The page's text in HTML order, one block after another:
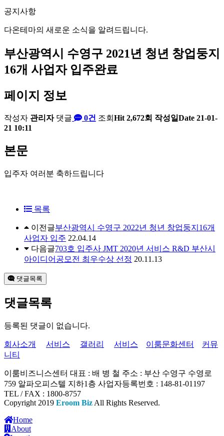
공지사항
다온테마의 새로운 소식을 알려드립니다.
부산광역시 수영구 2021년 청년 창업둥지
16개 사업자 입주완료
페이지 정보
작성자 관리자 댓글 0건 조회 Hit 2,672회 작성일Date 21-01-
21 10:11
본문
입주자 여러분 축하드립니다
목록
이전글부산광역시 수영구 2022년 청년 창업둥지16개
사업자 입주 22.04.14
다음글703호 입주사 JMT 2020년 서비스 R&D 부산시
아이디어공모전 최우수상 선정 20.11.13
댓글목록
댓글목록
등록된 댓글이 없습니다.
회사소개 서비스 갤러리 서비스 이룸문화센터
커뮤
니티
이룸비즈니스센터 대표 : 배 병 철 주소 : 부산 수영구 수영로
759 알파오피스텔 지하1층 사업자등록번호 : 148-81-01197
TEL / FAX : 1800-8757
Copyright 2019 Eroom Biz All Rights Reserved.
Home
About